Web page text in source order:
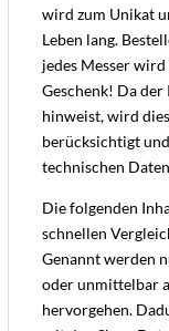
wird zum Unikat
Leben lang.
jedes Messer
Geschenk! Da
hinweist, wird
berücksichtigt
technischen
Die folgenden
schnellen
Genannt werden
oder unmittelbar
hervorgehen.